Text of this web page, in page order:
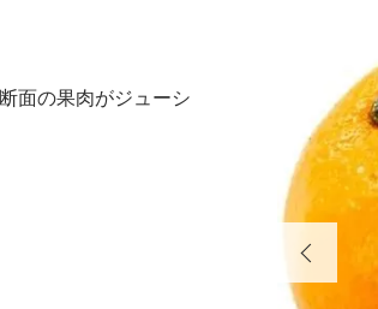
面の果肉がジューシ